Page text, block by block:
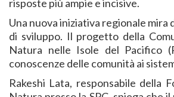
risposte più ampie e incisive.
Una nuova iniziativa regionale
di sviluppo. Il progetto della
Natura nelle Isole del Pacifico
conoscenze delle comunità ai
Rakeshi Lata, responsabile della